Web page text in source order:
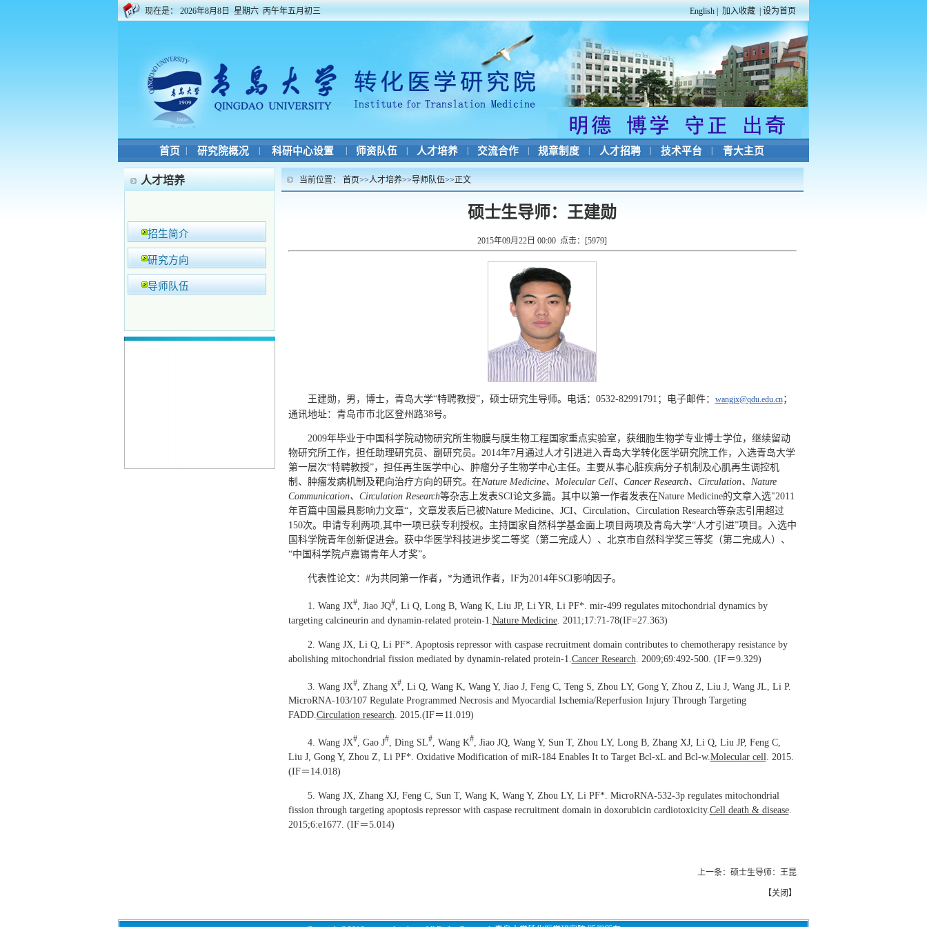
现在是： 2026年8月8日 星期六 丙午年五月初三 English 加入收藏 设为首页
首页 研究院概况 科研中心设置 师资队伍 人才培养 交流合作 规章制度 人才招聘 技术平台 青大主页
人才培养
招生简介
研究方向
导师队伍
当前位置： 首页>>人才培养>>导师队伍>>正文
硕士生导师：王建勋
2015年09月22日 00:00 点击：[5979]
王建勋，男，博士，青岛大学“特聘教授”，硕士研究生导师。电话：0532-82991791；电子邮件： wangjx@qdu.edu.cn；
通讯地址：青岛市市北区登州路38号。
2009年毕业于中国科学院动物研究所生物膜与膜生物工程国家重点实验室，获细胞生物学专业博士学位，继续留动
物研究所工作，担任助理研究员、副研究员。2014年7月通过人才引进进入青岛大学转化医学研究院工作，入选青岛大学
第一层次“特聘教授”，担任再生医学中心、肿瘤分子生物学中心主任。主要从事心脏疾病分子机制及心肌再生调控机
制、肿瘤发病机制及靶向治疗方向的研究。在Nature Medicine、Molecular Cell、Cancer Research、Circulation、Nature
Communication、 Circulation Research等杂志上发表SCI论文多篇。其中以第一作者发表在Nature Medicine的文章入选"2011
年百篇中国最具影响力文章“，文章发表后已被Nature Medicine、JCI、Circulation、Circulation Research等杂志引用超过
150次。申请专利两项,其中一项已获专利授权。主持国家自然科学基金面上项目两项及青岛大学“人才引进”项目。入选中
国科学院青年创新促进会。获中华医学科技进步奖二等奖（第二完成人）、北京市自然科学奖三等奖（第二完成人）、
“中国科学院卢嘉锡青年人才奖”。
代表性论文：#为共同第一作者，*为通讯作者，IF为2014年SCI影响因子。
1. Wang JX#, Jiao JQ#, Li Q, Long B, Wang K, Liu JP, Li YR, Li PF*. mir-499 regulates mitochondrial dynamics by
targeting calcineurin and dynamin-related protein-1. Nature Medicine. 2011;17:71-78(IF=27.363)
2. Wang JX, Li Q, Li PF*. Apoptosis repressor with caspase recruitment domain contributes to chemotherapy resistance by
abolishing mitochondrial fission mediated by dynamin-related protein-1. Cancer Research . 2009;69:492-500. (IF＝9.329)
3. Wang JX#, Zhang X#, Li Q, Wang K, Wang Y, Jiao J, Feng C, Teng S, Zhou LY, Gong Y, Zhou Z, Liu J, Wang JL, Li P.
MicroRNA-103/107 Regulate Programmed Necrosis and Myocardial Ischemia/Reperfusion Injury Through Targeting
FADD.Circulation research. 2015.(IF＝11.019)
4. Wang JX#, Gao J#, Ding SL#, Wang K#, Jiao JQ, Wang Y, Sun T, Zhou LY, Long B, Zhang XJ, Li Q, Liu JP, Feng C,
Liu J, Gong Y, Zhou Z, Li PF*. Oxidative Modification of miR-184 Enables It to Target Bcl-xL and Bcl-w.Molecular cell. 2015.
(IF＝14.018)
5. Wang JX, Zhang XJ, Feng C, Sun T, Wang K, Wang Y, Zhou LY, Li PF*. MicroRNA-532-3p regulates mitochondrial
fission through targeting apoptosis repressor with caspase recruitment domain in doxorubicin cardiotoxicity.Cell death & disease.
2015;6:e1677. (IF＝5.014)
上一条： 硕士生导师：王昆
【关闭】